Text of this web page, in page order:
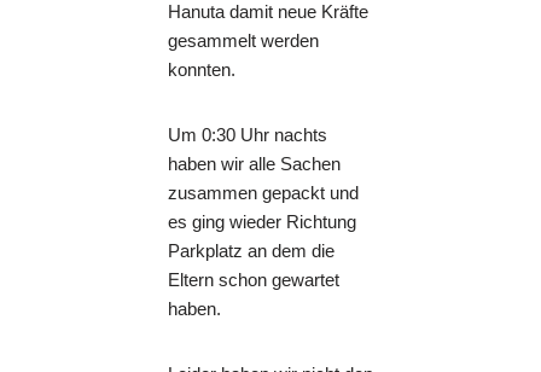
Hanuta damit neue Kräfte
gesammelt werden
konnten.
Um 0:30 Uhr nachts
haben wir alle Sachen
zusammen gepackt und
es ging wieder Richtung
Parkplatz an dem die
Eltern schon gewartet
haben.